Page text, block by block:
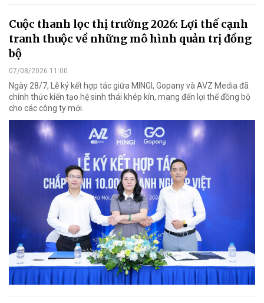
Cuộc thanh lọc thị trường 2026: Lợi thế cạnh
tranh thuộc về những mô hình quản trị đồng
bộ
07/08/2026 11:00
Ngày 28/7, Lễ ký kết hợp tác giữa MINGI, Gopany và AVZ Media đã
chính thức kiến tạo hệ sinh thái khép kín, mang đến lợi thế đồng bộ
cho các công ty mới.